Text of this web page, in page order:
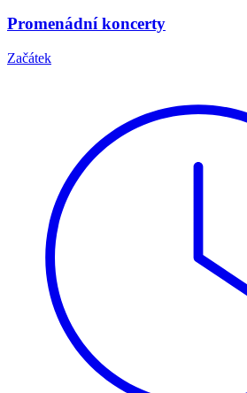
Promenádní koncerty
Začátek